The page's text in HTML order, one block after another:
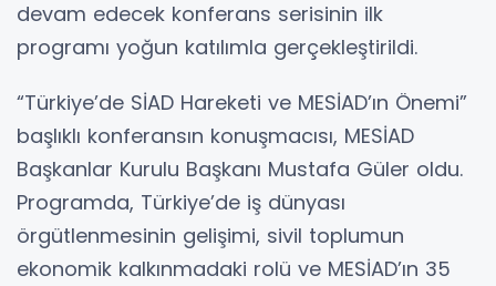
devam edecek konferans serisinin ilk
programı yoğun katılımla gerçekleştirildi.
“Türkiye’de SİAD Hareketi ve MESİAD’ın Önemi”
başlıklı konferansın konuşmacısı, MESİAD
Başkanlar Kurulu Başkanı Mustafa Güler oldu.
Programda, Türkiye’de iş dünyası
örgütlenmesinin gelişimi, sivil toplumun
ekonomik kalkınmadaki rolü ve MESİAD’ın 35